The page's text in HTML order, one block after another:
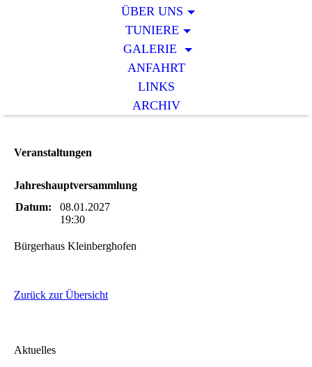
ÜBER UNS
TUNIERE
GALERIE
ANFAHRT
LINKS
ARCHIV
Veranstaltungen
Jahreshauptversammlung
Datum:
08.01.2027
19:30
Bürgerhaus Kleinberghofen
Zurück zur Übersicht
Aktuelles